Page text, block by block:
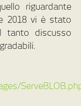
riguardante
2018 vi è stato
tanto discusso